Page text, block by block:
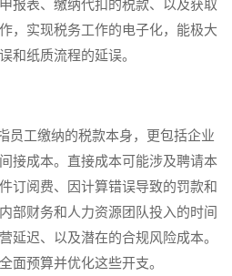
报表、缴纳代扣的税款、以及获取
，实现税务工作的电子化，能极大
和纸质流程的延误。
工缴纳的税款本身，更包括企业
接成本。直接成本可能涉及聘请本
订阅费、因计算错误导致的罚款和
部财务和人力资源团队投入的时间
延迟、以及潜在的合规风险成本。
面预算并优化这些开支。